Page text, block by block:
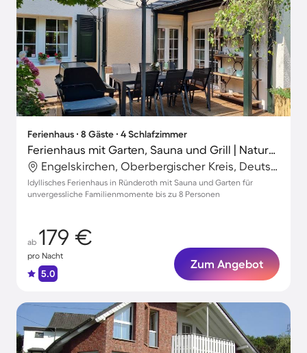
Ferienhaus ∙ 8 Gäste ∙ 4 Schlafzimmer
Ferienhaus mit Garten, Sauna und Grill | Naturblick
Engelskirchen, Oberbergischer Kreis, Deutschland
Idyllisches Ferienhaus in Ründeroth mit Sauna und Garten für
unvergessliche Familienmomente bis zu 8 Personen
ab 179 €
pro Nacht
5.0
Zum Angebot